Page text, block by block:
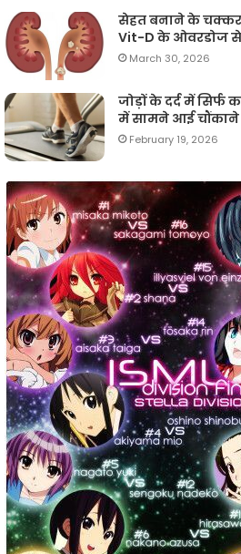
सेहत बनाने के चक्कर
Vit-D के ओवरडोज से
March 30, 2026
जोड़ों के दर्द में सिर्फ
में सामने आई चौंकाने
February 19, 2026